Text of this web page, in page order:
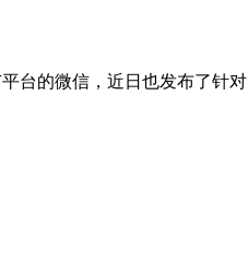
台的微信，近日也发布了针